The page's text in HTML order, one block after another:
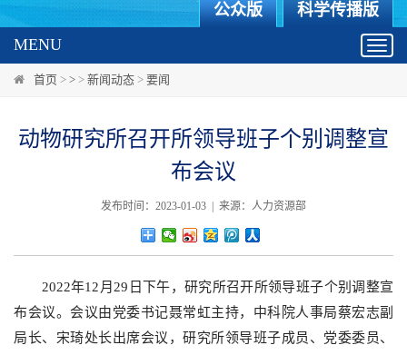
科学传播版
公众版
MENU
首页 > > > 新闻动态 > 要闻
动物研究所召开所领导班子个别调整宣
布会议
发布时间：2023-01-03 | 来源：人力资源部
2022年12月29日下午，研究所召开所领导班子个别调整宣
布会议。会议由党委书记聂常虹主持，中科院人事局蔡宏志副
局长、宋琦处长出席会议，研究所领导班子成员、党委委员、